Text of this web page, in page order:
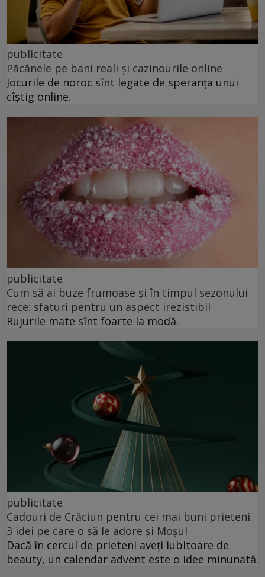
publicitate
Păcănele pe bani reali și cazinourile online
Jocurile de noroc sînt legate de speranța unui
cîștig online.
publicitate
Cum să ai buze frumoase şi în timpul sezonului
rece: sfaturi pentru un aspect irezistibil
Rujurile mate sînt foarte la modă.
publicitate
Cadouri de Crăciun pentru cei mai buni prieteni.
3 idei pe care o să le adore și Moșul
Dacă în cercul de prieteni aveți iubitoare de
beauty, un calendar advent este o idee minunată.